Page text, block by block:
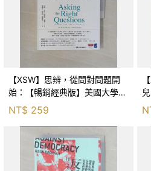
【XSW】思辨，從問對問題開
始：【暢銷經典版】美國大學邏
輯思考聖經_尼爾．布朗, 史都
華．基里, 羅耀宗, 蔡宏明, 黃賓
NT$ 259